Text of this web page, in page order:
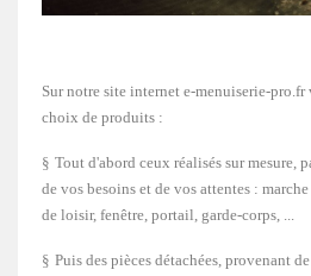
Sur notre site internet e-menuiserie-
choix de produits :
§ Tout d'abord ceux réalisés sur mesure,
de vos besoins et de vos attentes :
de loisir, fenêtre, portail, garde-corps, ...
§ Puis des pièces détachées, provenant